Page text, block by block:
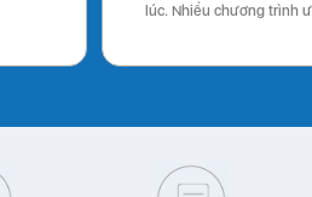
lúc. Nhiều chương trình